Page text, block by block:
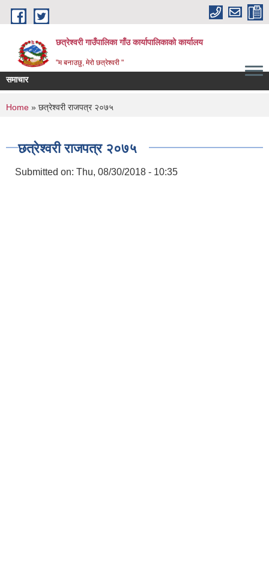
Skip to main content
छत्रेश्वरी गाउँपालिका गाँउ कार्यापालिकाको कार्यालय
"म बनाउछु, मेरो छत्रेश्वरी "
समाचार
You are here
Home » छत्रेश्वरी राजपत्र २०७५
छत्रेश्वरी राजपत्र २०७५
Submitted on: Thu, 08/30/2018 - 10:35